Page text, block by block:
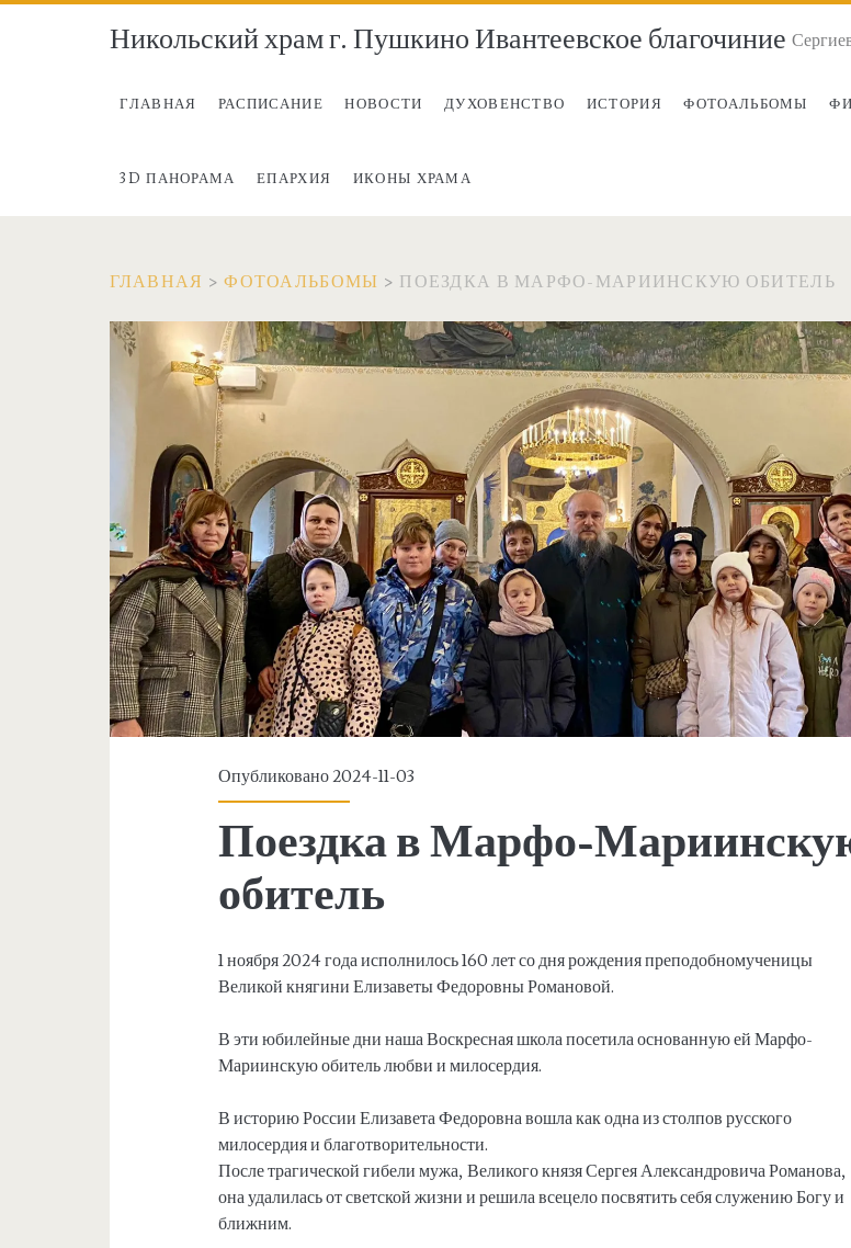
Никольский храм г. Пушкино Ивантеевское благочиние
ГЛАВНАЯ РАСПИСАНИЕ НОВОСТИ ДУХОВЕНСТВО ИСТОРИЯ ФОТОАЛЬБОМЫ
3D ПАНОРАМА ЕПАРХИЯ ИКОНЫ ХРАМА
ГЛАВНАЯ >ФОТОАЛЬБОМЫ > ПОЕЗДКА В МАРФО-МАРИИНСКУЮ ОБИТЕЛЬ
Опубликовано 2024-11-03
Поездка в Марфо-
обитель
1 ноября 2024 года исполнилось 160 лет со дня рождения преподобномученицы
Великой княгини Елизаветы Федоровны Романовой.
В эти юбилейные дни наша Воскресная школа посетила основанную ей Марфо-
Мариинскую обитель любви и милосердия.
В историю России Елизавета Федоровна вошла как одна из столпов русского
милосердия и благотворительности.
После трагической гибели мужа, Великого князя Сергея Александровича Романова,
она удалилась от светской жизни и решила всецело посвятить себя служению Богу и
ближним.